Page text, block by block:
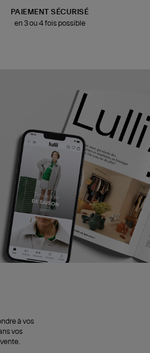
PAIEMENT SÉCURISÉ
en 3 ou 4 fois possible
à vos
vos